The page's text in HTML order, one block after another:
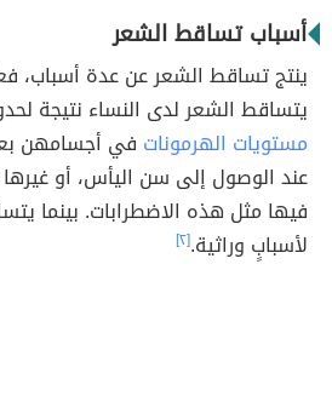
أسباب تساقط الشعر
ينتج تساقط الشعر عن عدة أسباب،
يتساقط الشعر لدى النساء نتيجة
مستويات الهرمونات في أجسامهن
عند الوصول إلى سن اليأس، أو
فيها مثل هذه الاضطرابات. بينما
لأسبابٍ وراثية.[٢]